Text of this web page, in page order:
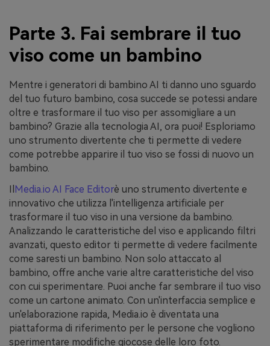
Parte 3. Fai sembrare il tuo
viso come un bambino
Mentre i generatori di bambino AI ti danno uno sguardo
del tuo futuro bambino, cosa succede se potessi andare
oltre e trasformare il tuo viso per assomigliare a un
bambino? Grazie alla tecnologia AI, ora puoi! Esploriamo
uno strumento divertente che ti permette di vedere
come potrebbe apparire il tuo viso se fossi di nuovo un
bambino.
Media.io AI Face Editorè uno strumento divertente e
innovativo che utilizza l'intelligenza artificiale per
trasformare il tuo viso in una versione da bambino.
Analizzando le caratteristiche del viso e applicando filtri
avanzati, questo editor ti permette di vedere facilmente
come saresti un bambino. Non solo attaccato al
bambino, offre anche varie altre caratteristiche del viso
con cui sperimentare. Puoi anche far sembrare il tuo viso
come un cartone animato. Con un'interfaccia semplice e
un'elaborazione rapida, Media.io è diventata una
piattaforma di riferimento per le persone che vogliono
sperimentare modifiche giocose delle loro foto.